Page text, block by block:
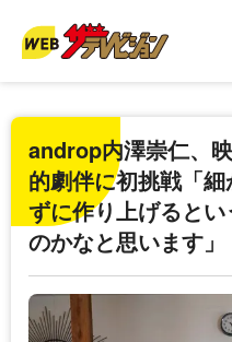
androp内澤崇仁、
的劇伴に初挑戦「
ずに作り上げると
のかなと思います」